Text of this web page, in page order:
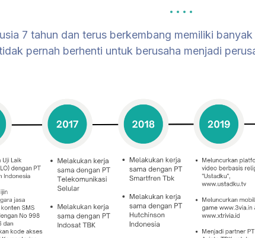
7 tahun dan terus berkembang memiliki
pernah berhenti untuk berusaha menjadi